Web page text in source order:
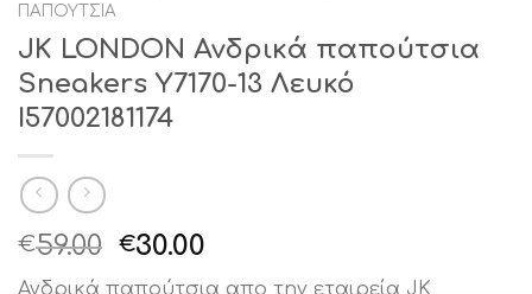
ΠΑΠΟΎΤΣΙΑ
JK LONDON Ανδρικά παπούτσια
Sneakers Y7170-13 Λευκό
I57002181174
€59.00 Original
price
€30.00
Ανδρικά παπούτσια απο την εταιρεία JK